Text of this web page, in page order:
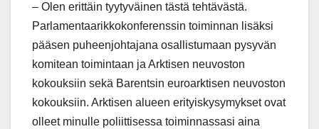
– Olen erittäin tyytyväinen tästä tehtävästä.
Parlamentaarikkokonferenssin toiminnan lisäksi
pääsen puheenjohtajana osallistumaan pysyvän
komitean toimintaan ja Arktisen neuvoston
kokouksiin sekä Barentsin euroarktisen neuvoston
kokouksiin. Arktisen alueen erityiskysymykset ovat
olleet minulle poliittisessa toiminnassasi aina